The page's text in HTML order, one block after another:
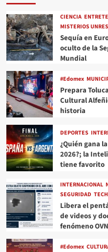
CIENCIA
MISTERIOS
Sequía en
oculto de la
Mundial
#Edomex
Prepara
Cultural
historia
DEPORTES
¿Quién gana
2026?; la
tiene favorito
INTERNACIONAL
SEGURIDAD TECH
Libera el
de videos y
fenómeno
#Edomex